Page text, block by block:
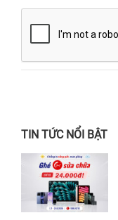
TIN TỨC NỔI BẬT